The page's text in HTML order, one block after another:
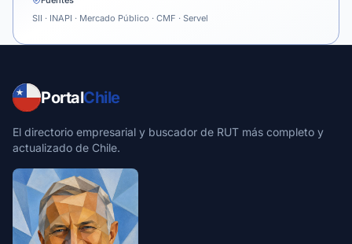
SII · INAPI · Mercado Público · CMF · Servel
PortalChile
El directorio empresarial y buscador de RUT más completo y
actualizado de Chile.